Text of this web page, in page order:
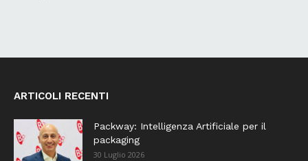
ARTICOLI RECENTI
Packway: Intelligenza Artificiale per il
packaging
30 Luglio 2026